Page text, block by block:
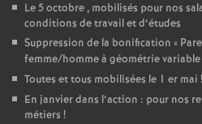
Le 5 octobre , mobilisés pour nos
conditions de travail et d’études
Suppression de la bonification «
femme/homme à géométrie variable
Toutes et tous mobilisées le 1 er mai !
En janvier dans l’action : pour nos
métiers !